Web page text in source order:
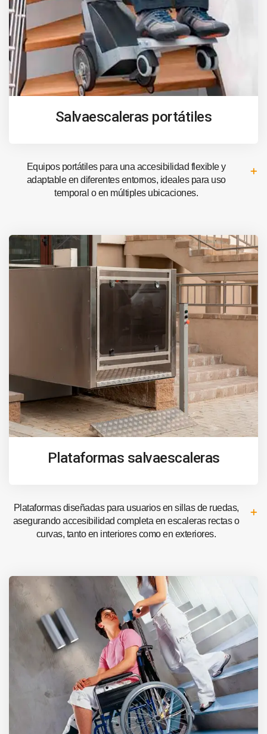
Salvaescaleras portátiles
Equipos portátiles para una accesibilidad flexible y
adaptable en diferentes entornos, ideales para uso
temporal o en múltiples ubicaciones.
Plataformas salvaescaleras
Plataformas diseñadas para usuarios en sillas de ruedas,
asegurando accesibilidad completa en escaleras rectas o
curvas, tanto en interiores como en exteriores.